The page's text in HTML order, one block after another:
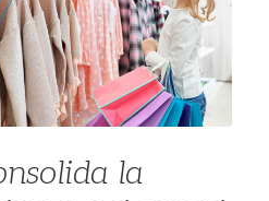
la